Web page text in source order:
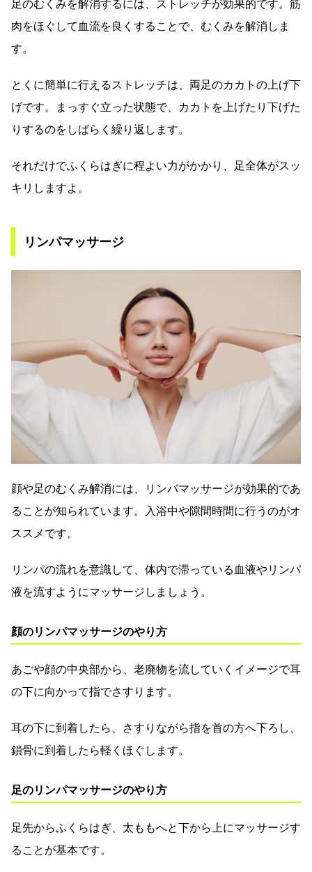
足のむくみを解消するには、ストレッチが効果的です。筋
肉をほぐして血流を良くすることで、むくみを解消しま
す。
とくに簡単に行えるストレッチは、両足のカカトの上げ下
げです。まっすぐ立った状態で、カカトを上げたり下げた
りするのをしばらく繰り返します。
それだけでふくらはぎに程よい力がかかり、足全体がスッ
キリしますよ。
リンパマッサージ
顔や足のむくみ解消には、リンパマッサージが効果的であ
ることが知られています。入浴中や隙間時間に行うのがオ
ススメです。
リンパの流れを意識して、体内で滞っている血液やリンパ
液を流すようにマッサージしましょう。
顔のリンパマッサージのやり方
あごや顔の中央部から、老廃物を流していくイメージで耳
の下に向かって指でさすります。
耳の下に到着したら、さすりながら指を首の方へ下ろし、
鎖骨に到着したら軽くほぐします。
足のリンパマッサージのやり方
足先からふくらはぎ、太ももへと下から上にマッサージす
ることが基本です。